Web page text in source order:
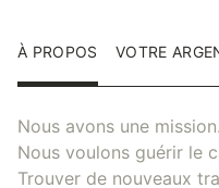
À PROPOS VOTRE
Nous avons une
Nous voulons guérir le
Trouver de nouveaux